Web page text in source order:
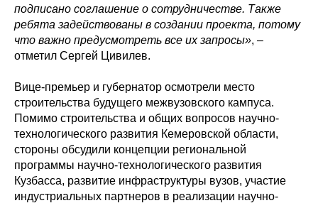
подписано соглашение о сотрудничестве. Также
ребята задействованы в создании проекта, потому
что важно предусмотреть все их запросы», –
отметил Сергей Цивилев.
Вице-премьер и губернатор осмотрели место
строительства будущего межвузовского кампуса.
Помимо строительства и общих вопросов научно-
технологического развития Кемеровской области,
стороны обсудили концепции региональной
программы научно-технологического развития
Кузбасса, развитие инфраструктуры вузов, участие
индустриальных партнеров в реализации научно-